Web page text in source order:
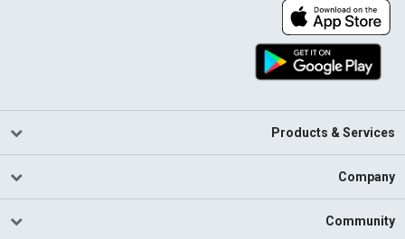
Products & Services
Company
Community